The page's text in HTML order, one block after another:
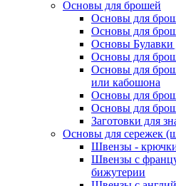
Основы для брошей
Основы для
Основы для
Основы Булавки
Основы для
Основы для
или кабошона
Основы для
Основы для
Заготовки для
Основы для сережек
Швензы -
Швензы с
бижутерии